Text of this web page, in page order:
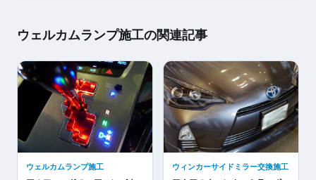
ウェルカムランプ施工の関連記事
ウェルカムランプ施工 ウィンカーサイドミラー交換施工